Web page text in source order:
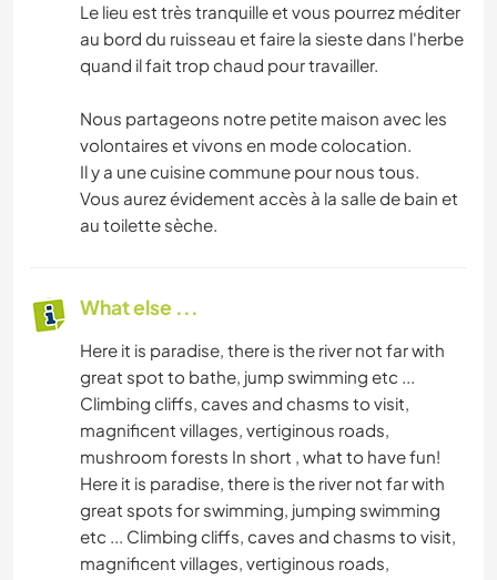
Le lieu est très tranquille et vous pourrez méditer
au bord du ruisseau et faire la sieste dans l'herbe
quand il fait trop chaud pour travailler.
Nous partageons notre petite maison avec les
volontaires et vivons en mode colocation.
Il y a une cuisine commune pour nous tous.
Vous aurez évidement accès à la salle de bain et
au toilette sèche.
What else ...
Here it is paradise, there is the river not far with
great spot to bathe, jump swimming etc ...
Climbing cliffs, caves and chasms to visit,
magnificent villages, vertiginous roads,
mushroom forests In short , what to have fun!
Here it is paradise, there is the river not far with
great spots for swimming, jumping swimming
etc ... Climbing cliffs, caves and chasms to visit,
magnificent villages, vertiginous roads,